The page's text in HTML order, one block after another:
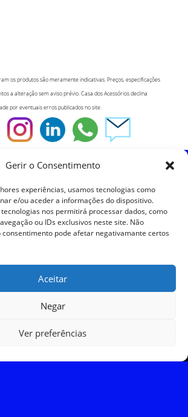
Gerir o Consentimento
experiências, usamos tecnologias como
e/ou aceder a informações do dispositivo.
nos permitirá processar dados, como
ou IDs exclusivos neste site. Não
pode afetar negativamante certos
Aceitar
Negar
Ver preferências
os produtos são meramente indicativas. Preços, especificações
a alteração sem aviso prévio. Casa dos Acessórios declina
por eventuais erros publicados no site.
Política de Privacidade
Política de Devoluções
Resolução de Litígios